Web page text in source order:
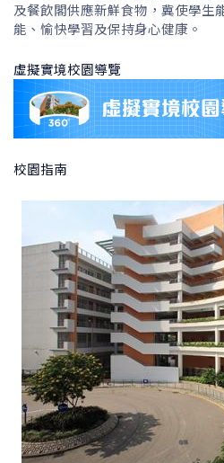
及餐飲閣供應新鮮食物，冀使學生
能、愉快學習及保持身心健康。
虛擬實境校園導覽
校園指南